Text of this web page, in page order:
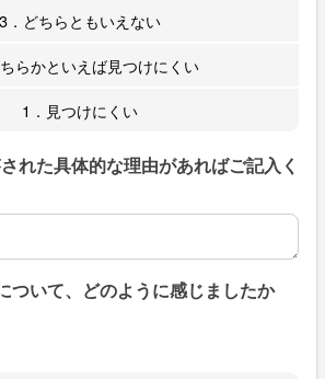
3．どちらともいえない
らかといえば見つけにくい
1．見つけにくい
れた具体的な理由があればご記入く
れた具体的な理由があればご記入くだ
ついて、どのように感じましたか